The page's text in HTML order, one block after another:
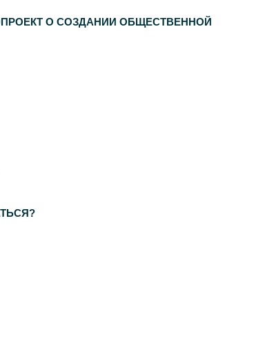
О СОЗДАНИИ ОБЩЕСТВЕННОЙ